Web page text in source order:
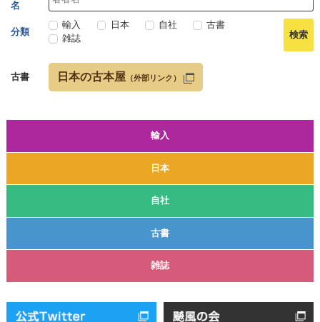
輸入
日本
自社
古書
雑誌
名
分類
輸入 日本 自社
古書
雑誌
古書 日本の古本屋 （外部リンク）